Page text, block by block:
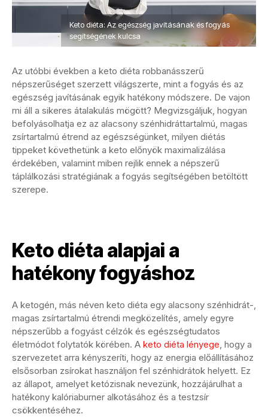
Keto diéta: Az egészség javításának és fogyás
segítségének kulcsa
Az utóbbi években a keto diéta robbanásszerű
népszerűséget szerzett világszerte, mint a fogyás és az
egészség javításának egyik hatékony módszere. De vajon
mi áll a sikeres átalakulás mögött? Megvizsgáljuk, hogyan
befolyásolhatja ez az alacsony szénhidráttartalmú, magas
zsírtartalmú étrend az egészségünket, milyen diétás
tippeket követhetünk a keto előnyök maximalizálása
érdekében, valamint miben rejlik ennek a népszerű
táplálkozási stratégiának a fogyás segítségében betöltött
szerepe.
Keto diéta alapjai a
hatékony fogyáshoz
A ketogén, más néven keto diéta egy alacsony szénhidrát-,
magas zsírtartalmú étrendi megközelítés, amely egyre
népszerűbb a fogyást célzók és egészségtudatos
életmódot folytatók körében. A keto diéta lényege, hogy a
szervezetet arra kényszeríti, hogy az energia előállításához
elsősorban zsírokat használjon fel szénhidrátok helyett. Ez
az állapot, amelyet ketózisnak nevezünk, hozzájárulhat a
hatékony kalóriaburner alkotásához és a testzsír
csökkentéséhez.